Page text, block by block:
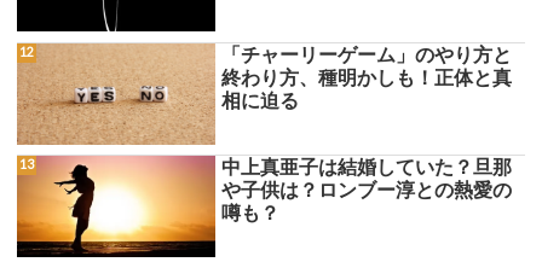
「チャーリーゲーム」のやり方と
終わり方、種明かしも！正体と真
相に迫る
中上真亜子は結婚していた？旦那
や子供は？ロンブー淳との熱愛の
噂も？